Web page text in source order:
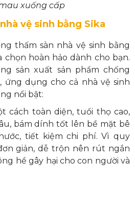
xuống cấp
vệ sinh bằng Sika
thấm sàn nhà vệ sinh bằng
chọn hoàn hảo dành cho bạn.
sản xuất sản phẩm chống
ứng dụng cho cả nhà vệ sinh
nổi bật:
cách toàn diện, tuổi thọ cao,
bám dính tốt lên bề mặt bê
tiết kiệm chi phí. Vì quy
giản, dễ trộn nên rút ngắn
hề gây hại cho con người và